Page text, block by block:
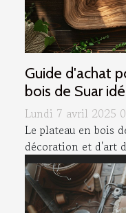
Guide d'achat
bois de Suar
Lundi 7 avril 2025
Le plateau en bois
décoration et d'art